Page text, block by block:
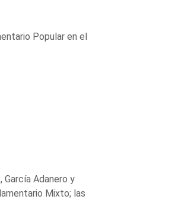
Popular en el
Adanero y
Mixto; las